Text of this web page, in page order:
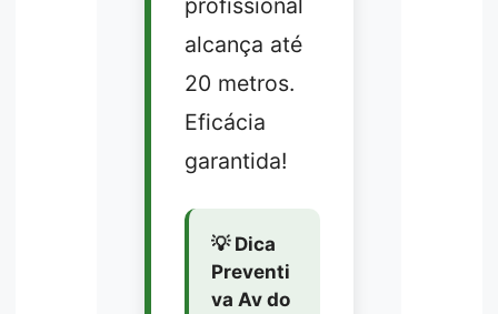
alcança até
20 metros.
Eficácia
garantida!
💡 Dica
Preventi
va Av do